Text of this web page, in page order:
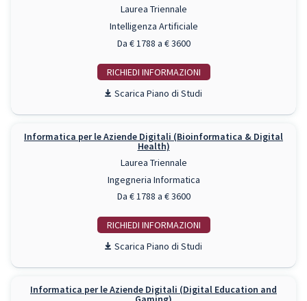
Laurea Triennale
Intelligenza Artificiale
Da € 1788 a € 3600
RICHIEDI INFO
Piano di Studi
Informatica per le Aziende Digitali (Bioinformatica & Digital
Health)
Laurea Triennale
Ingegneria Informatica
Da € 1788 a € 3600
RICHIEDI INFO
Piano di Studi
Informatica per le Aziende Digitali (Digital Education and